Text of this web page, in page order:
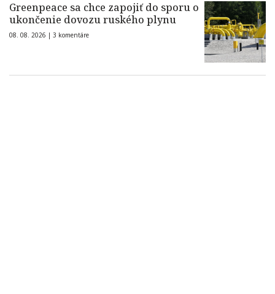
Greenpeace sa chce zapojiť do sporu o
ukončenie dovozu ruského plynu
08. 08. 2026 | 3 komentáre